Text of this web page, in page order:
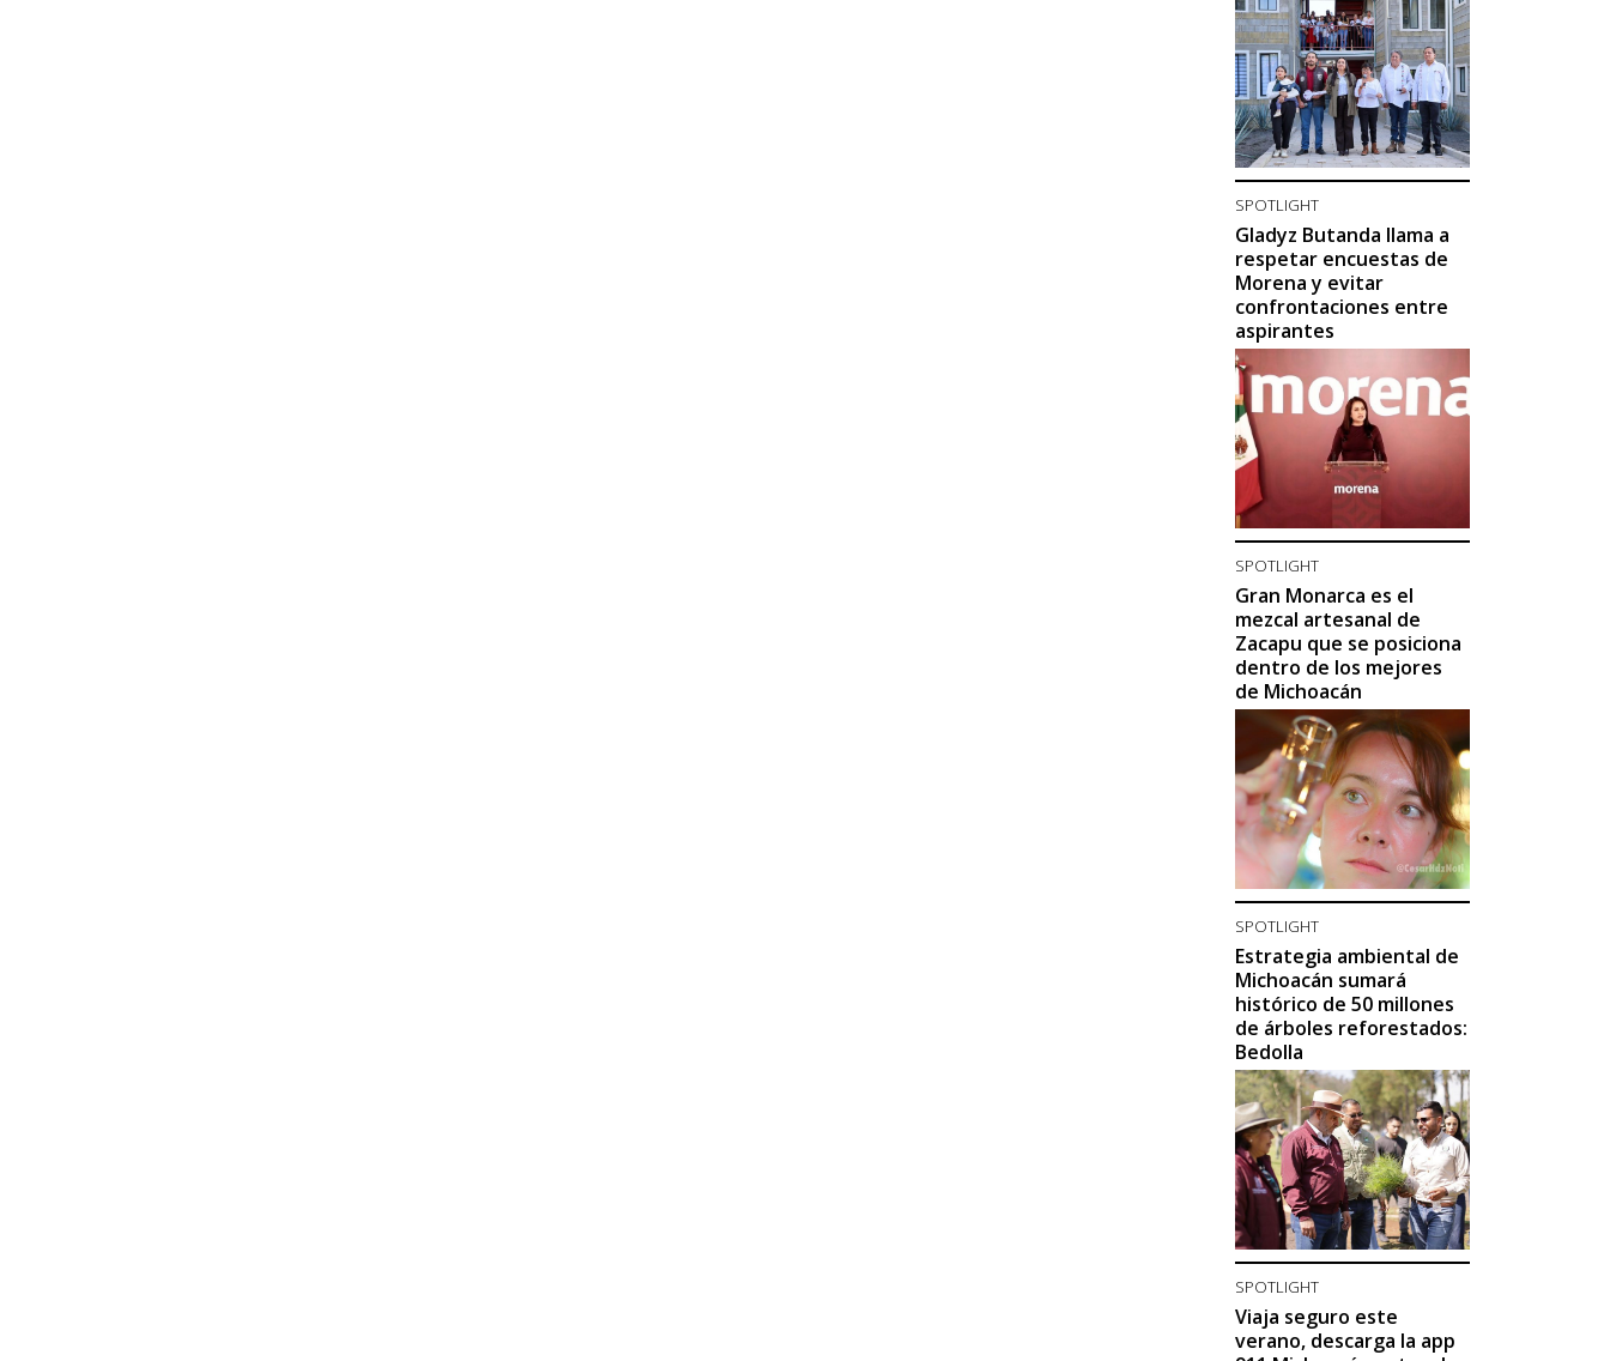
SPOTLIGHT
Gladyz Butanda llama a
respetar encuestas de
Morena y evitar
confrontaciones entre
aspirantes
SPOTLIGHT
Gran Monarca es el
mezcal artesanal de
Zacapu que se posiciona
dentro de los mejores
de Michoacán
SPOTLIGHT
Estrategia ambiental de
Michoacán sumará
histórico de 50 millones
de árboles reforestados:
Bedolla
SPOTLIGHT
Viaja seguro este
verano, descarga la app